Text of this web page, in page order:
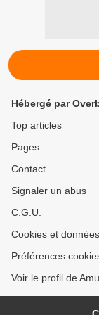
Hébergé par
Top articles
Pages
Contact
Signaler un abus
C.G.U.
Cookies et
Préférences
Voir le profil de